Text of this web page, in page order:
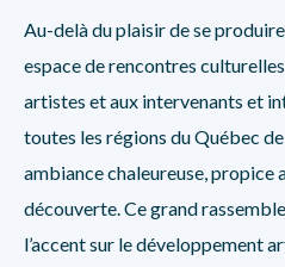
Au-delà du plaisir de se
espace de rencontres
artistes et aux intervenants et
toutes les régions du Québec
ambiance chaleureuse, propice
découverte. Ce grand
l’accent sur le développement